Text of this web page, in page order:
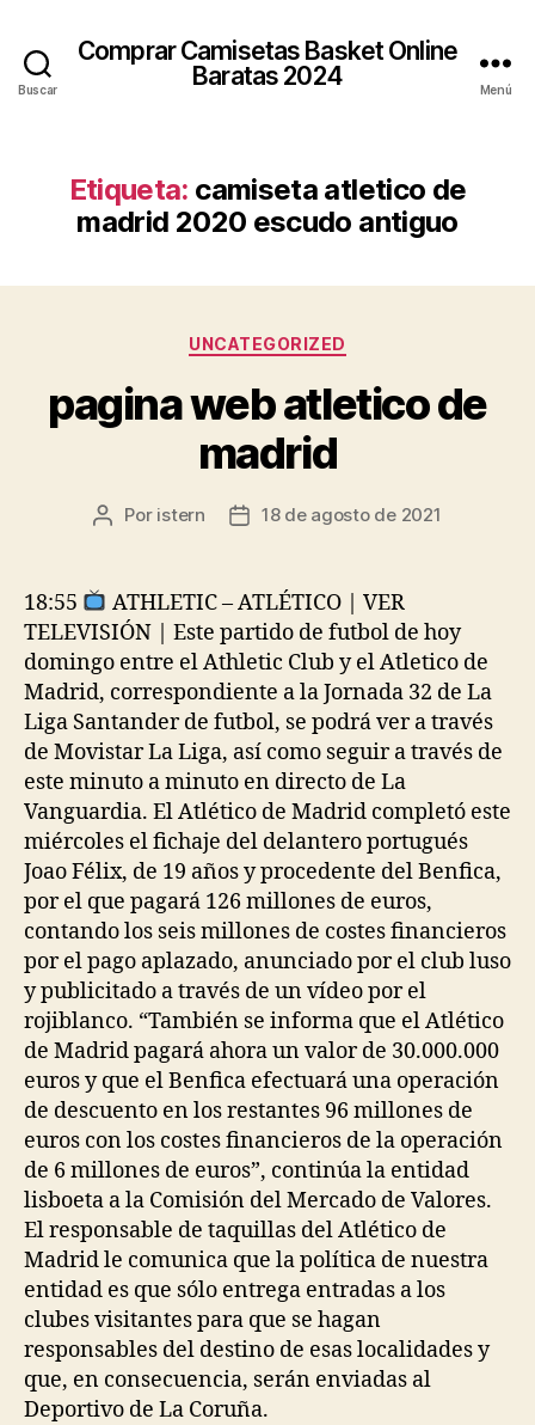
Buscar
Comprar Camisetas Basket Online
Baratas 2024
Menú
Etiqueta: camiseta atletico de
madrid 2020 escudo antiguo
Categorías
UNCATEGORIZED
pagina web atletico de
madrid
Autor
entrada
Por istern
Fecha
entrada
18 de agosto de 2021
18:55
ATHLETIC – ATLÉTICO | VER
TELEVISIÓN | Este partido de futbol de hoy
domingo entre el Athletic Club y el Atletico de
Madrid, correspondiente a la Jornada 32 de La
Liga Santander de futbol, se podrá ver a través
de Movistar La Liga, así como seguir a través de
este minuto a minuto en directo de La
Vanguardia. El Atlético de Madrid completó este
miércoles el fichaje del delantero portugués
Joao Félix, de 19 años y procedente del Benfica,
por el que pagará 126 millones de euros,
contando los seis millones de costes financieros
por el pago aplazado, anunciado por el club luso
y publicitado a través de un vídeo por el
rojiblanco. “También se informa que el Atlético
de Madrid pagará ahora un valor de 30.000.000
euros y que el Benfica efectuará una operación
de descuento en los restantes 96 millones de
euros con los costes financieros de la operación
de 6 millones de euros”, continúa la entidad
lisboeta a la Comisión del Mercado de Valores.
El responsable de taquillas del Atlético de
Madrid le comunica que la política de nuestra
entidad es que sólo entrega entradas a los
clubes visitantes para que se hagan
responsables del destino de esas localidades y
que, en consecuencia, serán enviadas al
Deportivo de La Coruña.